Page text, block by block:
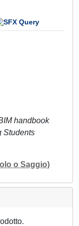
handbook
Students
o Saggio)